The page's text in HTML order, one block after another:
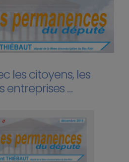
les citoyens, les
entreprises …